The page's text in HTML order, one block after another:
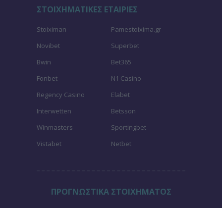
ΣΤΟΙΧΗΜΑΤΙΚΕΣ ΕΤΑΙΡΙΕΣ
Stoiximan
Pamestoixima.gr
Novibet
Superbet
Bwin
Bet365
Fonbet
N1 Casino
Regency Casino
Elabet
Interwetten
Betsson
Winmasters
Sportingbet
Vistabet
Netbet
ΠΡΟΓΝΩΣΤΙΚΑ ΣΤΟΙΧΗΜΑΤΟΣ